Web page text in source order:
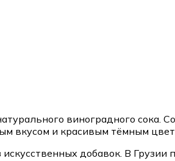
виноградного сока.
вкусом и красивым тёмным
добавок. В